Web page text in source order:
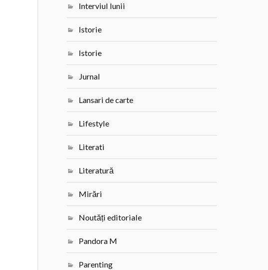
Interviul lunii
Istorie
Istorie
Jurnal
Lansari de carte
Lifestyle
Literati
Literatură
Mirări
Noutăți editoriale
Pandora M
Parenting